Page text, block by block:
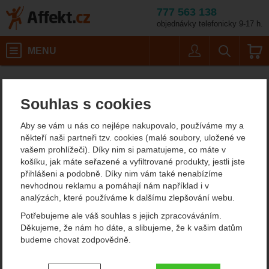
Souhlas s cookies
Aby se vám u nás co nejlépe nakupovalo, používáme my a
někteří naši partneři tzv. cookies (malé soubory, uložené ve
vašem prohlížeči). Díky nim si pamatujeme, co máte v
košíku, jak máte seřazené a vyfiltrované produkty, jestli jste
přihlášeni a podobně. Díky nim vám také nenabízíme
nevhodnou reklamu a pomáhají nám například i v
analýzách, které používáme k dalšímu zlepšování webu.
Potřebujeme ale váš souhlas s jejich zpracováváním.
Děkujeme, že nám ho dáte, a slibujeme, že k vašim datům
budeme chovat zodpovědně.
Nastavení souhlasů s kategoriemi
777 563 138
objednávky telefonicky 9-17 h.
MENU
Velikost: L / Barva: blue
Acepac Novum
Fotografie